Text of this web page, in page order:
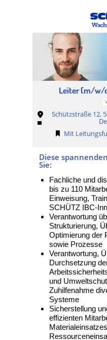
Leiter (m/w/
Schützstraße 12,
Mit
Diese
Sie:
Fachliche und
bis zu 110
Einweisung,
SCHÜTZ IBC-
Verantwortung
Strukturierung,
Optimierung der
sowie Prozesse
Verantwortung,
Durchsetzung
und
Zuhilfenahme
Systeme
Sicherstellung
effizienten